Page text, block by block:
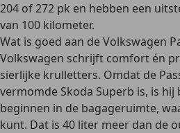
204 of 272 pk en hebben een
van 100 kilometer.
Wat is goed aan de Volkswagen
Volkswagen schrijft comfort én
sierlijke krulletters. Omdat de
vermomde Skoda Superb is, is hij
beginnen in de bagageruimte,
kunt. Dat is 40 liter meer dan de